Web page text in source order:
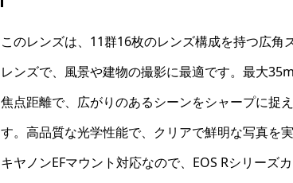
このレンズは、11群16枚のレンズ構成を持つ広角
レンズで、風景や建物の撮影に最適です。最大
焦点距離で、広がりのあるシーンをシャープに捉
す。高品質な光学性能で、クリアで鮮明な写真を実
キヤノンEFマウント対応なので、EOS Rシリーズ